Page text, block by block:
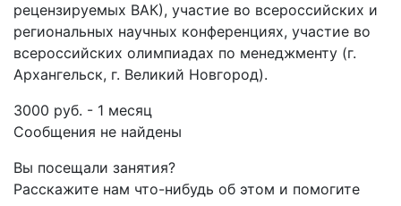
рецензируемых ВАК), участие во всероссийских и
региональных научных конференциях, участие во
всероссийских олимпиадах по менеджменту (г.
Архангельск, г. Великий Новгород).
3000 руб. - 1 месяц
Сообщения не найдены
Вы посещали занятия?
Расскажите нам что-нибудь об этом и помогите